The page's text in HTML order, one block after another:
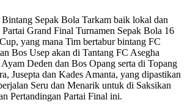
Sepak Bola Tarkam baik lokal dan
Grand Final Turnamen Sepak Bola 16
yang mana Tim bertabur bintang FC
Bos Usep akan di Tantang FC Asegha
Deden dan Bos Opang serta di Topang
Jusepta dan Kades Amanta, yang dipastikan
Seru dan Menarik untuk di Saksikan
Pertandingan Partai Final ini.